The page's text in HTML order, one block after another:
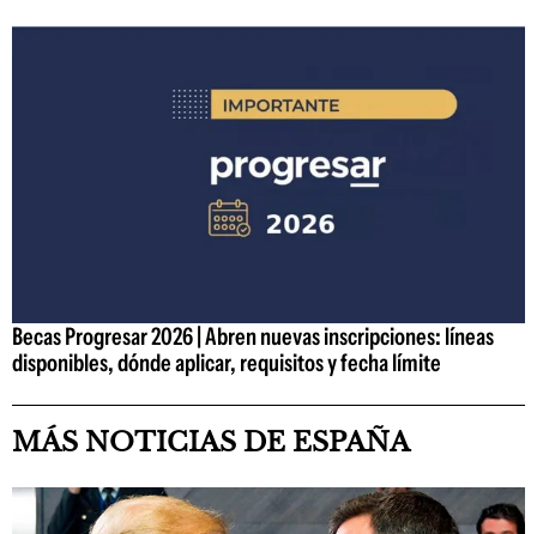
Becas Progresar 2026 | Abren nuevas inscripciones: líneas
disponibles, dónde aplicar, requisitos y fecha límite
MÁS NOTICIAS DE ESPAÑA